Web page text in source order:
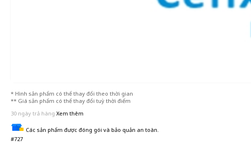
* Hình sản phẩm có thể thay đổi theo thời gian
** Giá sản phẩm có thể thay đổi tuỳ thời điểm
30 ngày trả hàng Xem thêm
Các sản phẩm được đóng gói và bảo quản an toàn.
#727